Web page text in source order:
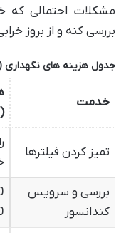
مشکلات احتمالی که
بررسی کنه و از بروز
جدول هزینه های نگهداری
خدمت
تمیز کردن فیلترها
بررسی و سرویس
کندانسور